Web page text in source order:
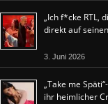
„Ich f*cke RTL,
direkt auf
3. Juni 2026
„Take me
ihr heimlicher